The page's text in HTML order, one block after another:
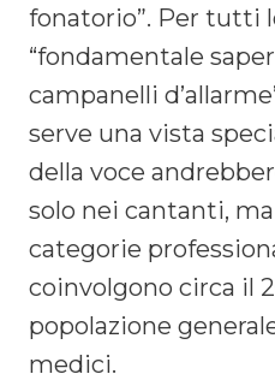
fonatorio”. Per tutti
“fondamentale
campanelli
serve una vista
della voce
solo nei cantanti,
categorie
coinvolgono circa il
popolazione
medici.